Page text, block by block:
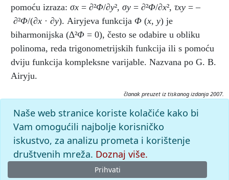
pomoću izraza: σx = ∂²Φ/∂y², σy = ∂²Φ/∂x², τxy = –
∂²Φ/(∂x · ∂y). Airyjeva funkcija Φ (x, y) je
biharmonijska (∆²Φ = 0), često se odabire u obliku
polinoma, reda trigonometrijskih funkcija ili s pomoću
dviju funkcija kompleksne varijable. Nazvana po G. B.
Airyju.
članak preuzet iz tiskanog izdanja 2007.
Citiranje:
Airyjeva funkcija.Tehnički leksikon (2007), mrežno izdanje.
Leksikografski zavod Miroslav Krleža, 2026. Pristupljeno
7.8.2026. <https://tehnicki.lzmk.hr/clanak/airyjeva-funkcija>.
Naše web stranice koriste kolačiće kako bi
Vam omogućili najbolje korisničko
iskustvo, za analizu prometa i korištenje
društvenih mreža. Doznaj više.
Prihvati
© 2026Leksikografski zavodMiroslav Krleža